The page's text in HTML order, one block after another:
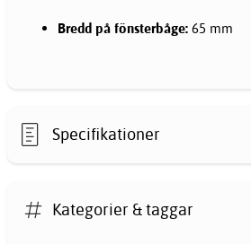
Bredd på fönsterbåge: 65 mm
Specifikationer
Kategorier & taggar